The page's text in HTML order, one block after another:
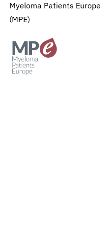
Myeloma Patients Europe
(MPE)